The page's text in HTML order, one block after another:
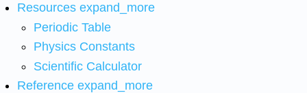
Resources expand_more
Periodic Table
Physics Constants
Scientific Calculator
Reference expand_more